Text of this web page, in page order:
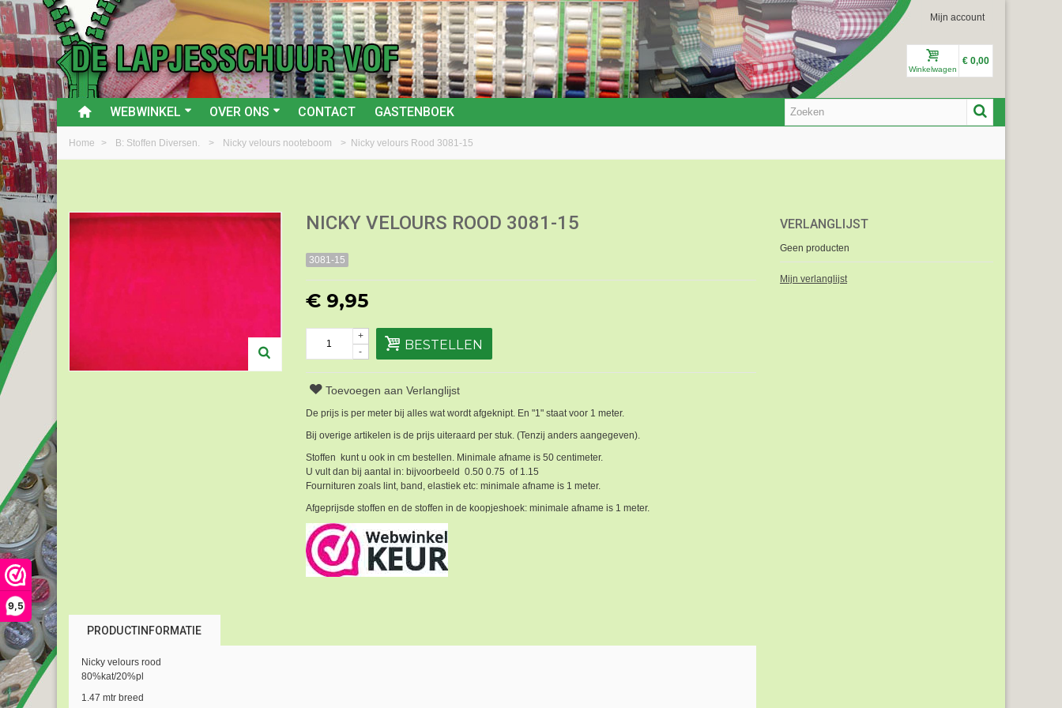
9,5
Mijn account
Winkelwagen
€ 0,00
WEBWINKEL OVER ONS CONTACT GASTENBOEK
Home > B: Stoffen Diversen. > Nicky velours nooteboom > Nicky velours Rood 3081-15
NICKY VELOURS ROOD 3081-15
3081-15
€ 9,95
-
+
BESTELLEN
Toevoegen aan Verlanglijst
De prijs is per meter bij alles wat wordt afgeknipt. En "1" staat voor 1 meter.
Bij overige artikelen is de prijs uiteraard per stuk. (Tenzij anders aangegeven).
Stoffen kunt u ook in cm bestellen. Minimale afname is 50 centimeter.
U vult dan bij aantal in: bijvoorbeeld 0.50 0.75 of 1.15
Fournituren zoals lint, band, elastiek etc: minimale afname is 1 meter.
Afgeprijsde stoffen en de stoffen in de koopjeshoek: minimale afname is 1 meter.
PRODUCTINFORMATIE
Nicky velours rood
80%kat/20%pl
1.47 mtr breed
VERLANGLIJST
Geen producten
Mijn verlanglijst